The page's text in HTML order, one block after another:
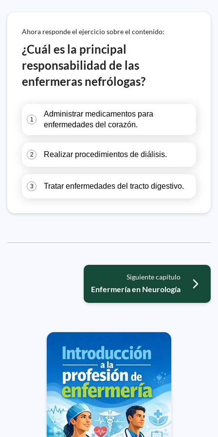
Ahora responde el ejercicio sobre el contenido:
¿Cuál es la principal
responsabilidad de las
enfermeras nefrólogas?
1
Administrar medicamentos para
enfermedades del corazón.
2 Realizar procedimientos de diálisis.
3 Tratar enfermedades del tracto digestivo.
Siguiente capítulo
Enfermería en Neurología